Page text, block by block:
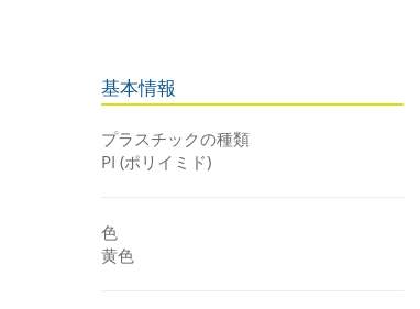
基本情報
プラスチックの種類
PI (ポリイミド)
色
黄色